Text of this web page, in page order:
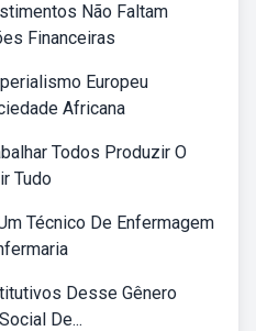
Não Faltam
Financeiras
Europeu
Africana
Todos Produzir O
Tudo
Técnico De Enfermagem
Desse Gênero
De...